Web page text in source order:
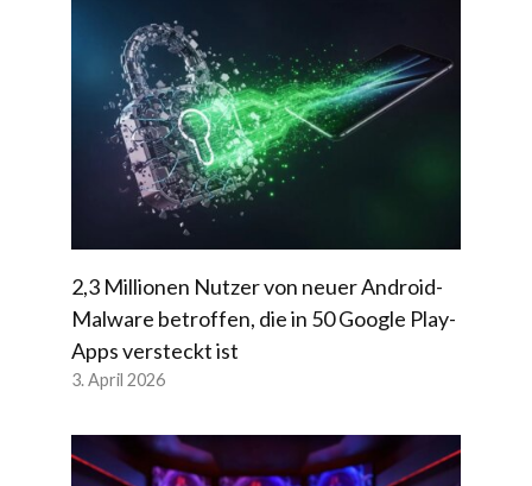
2,3 Millionen Nutzer von neuer Android-
Malware betroffen, die in 50 Google Play-
Apps versteckt ist
3. April 2026